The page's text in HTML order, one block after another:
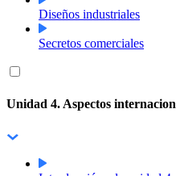
Diseños industriales
Secretos comerciales
Unidad 4. Aspectos